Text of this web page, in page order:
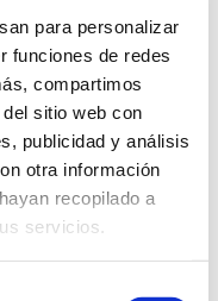
para personalizar
funciones de redes
compartimos
sitio web con
publicidad y análisis
otra información
recopilado a
servicios.
árboles
del año 2013, el
situada en la
(Valencia) es de